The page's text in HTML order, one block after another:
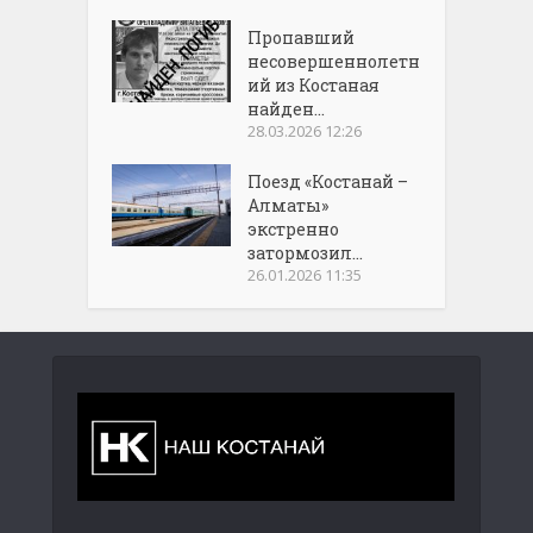
Пропавший
несовершеннолетн
ий из Костаная
найден...
28.03.2026 12:26
Поезд «Костанай –
Алматы»
экстренно
затормозил...
26.01.2026 11:35